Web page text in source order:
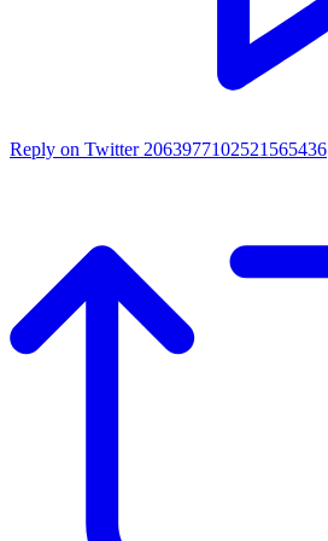
Reply on Twitter 2063977102521565436